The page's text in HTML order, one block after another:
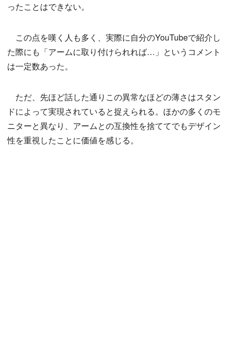
ったことはできない。
この点を嘆く人も多く、実際に自分のYouTubeで紹介し
た際にも「アームに取り付けられれば…」というコメント
は一定数あった。
ただ、先ほど話した通りこの異常なほどの薄さはスタン
ドによって実現されていると捉えられる。ほかの多くのモ
ニターと異なり、アームとの互換性を捨ててでもデザイン
性を重視したことに価値を感じる。